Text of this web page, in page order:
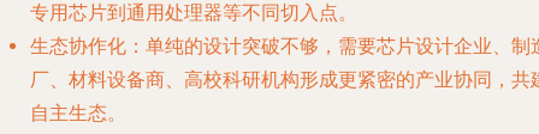
专用芯片到通用处理器等不同切入点。
生态协作化 ：单纯的设计突破不够，需要芯片设计企业、制
厂、材料设备商、高校科研机构形成更紧密的产业协同，共
自主生态。